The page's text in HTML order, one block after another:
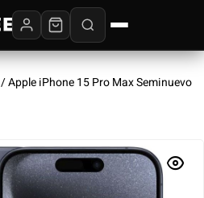
/ Apple iPhone 15 Pro Max Seminuevo